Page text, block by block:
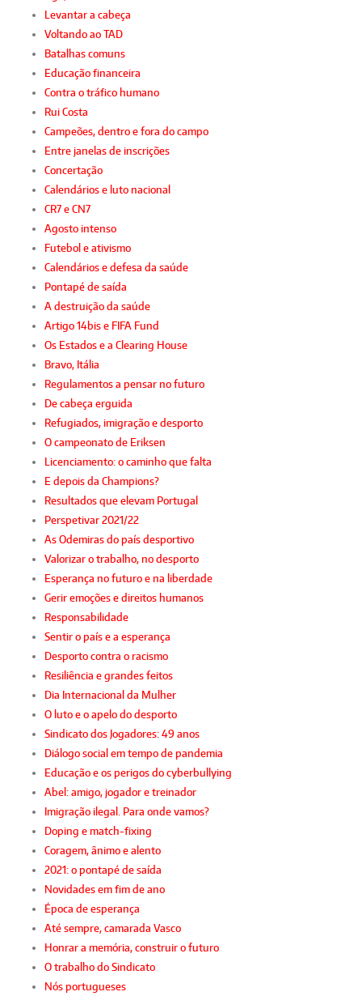
Levantar a cabeça
Voltando ao TAD
Batalhas comuns
Educação financeira
Contra o tráfico humano
Rui Costa
Campeões, dentro e fora do campo
Entre janelas de inscrições
Concertação
Calendários e luto nacional
CR7 e CN7
Agosto intenso
Futebol e ativismo
Calendários e defesa da saúde
Pontapé de saída
A destruição da saúde
Artigo 14bis e FIFA Fund
Os Estados e a Clearing House
Bravo, Itália
Regulamentos a pensar no futuro
De cabeça erguida
Refugiados, imigração e desporto
O campeonato de Eriksen
Licenciamento: o caminho que falta
E depois da Champions?
Resultados que elevam Portugal
Perspetivar 2021/22
As Odemiras do país desportivo
Valorizar o trabalho, no desporto
Esperança no futuro e na liberdade
Gerir emoções e direitos humanos
Responsabilidade
Sentir o país e a esperança
Desporto contra o racismo
Resiliência e grandes feitos
Dia Internacional da Mulher
O luto e o apelo do desporto
Sindicato dos Jogadores: 49 anos
Diálogo social em tempo de pandemia
Educação e os perigos do cyberbullying
Abel: amigo, jogador e treinador
Imigração ilegal. Para onde vamos?
Doping e match-fixing
Coragem, ânimo e alento
2021: o pontapé de saída
Novidades em fim de ano
Época de esperança
Até sempre, camarada Vasco
Honrar a memória, construir o futuro
O trabalho do Sindicato
Nós portugueses